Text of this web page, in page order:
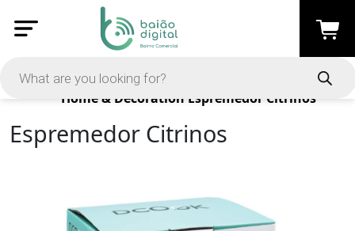
Products
Home & Decoration Espremedor Citrinos
Espremedor Citrinos